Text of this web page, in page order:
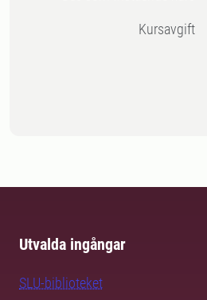
Kursavgift
Utvalda ingångar
SLU-biblioteket